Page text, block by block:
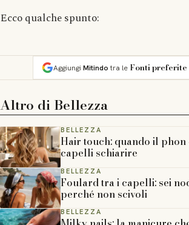
Ecco qualche spunto:
Aggiungi Mitindotra le Fonti preferite
Altro di Bellezza
BELLEZZA
Hair touch: quando il
capelli schiarire
BELLEZZA
Foulard tra i capelli: sei
perché non scivoli
BELLEZZA